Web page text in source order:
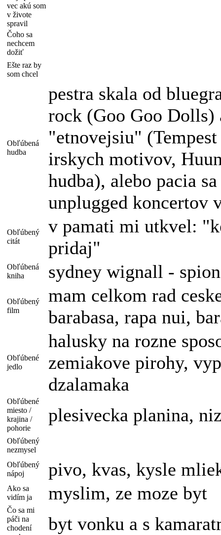
vec akú som
v živote
spravil
Čoho sa
nechcem
dožiť
Ešte raz by
som chcel
Obľúbená
hudba
pestra skala od
rock (Goo Goo Dolls)
"etnovejsiu"
irskych motivov,
hudba), alebo pacia
unplugged koncertov
Obľúbený
citát
v pamati mi utkvel:
pridaj"
Obľúbená
kniha
sydney wignall -
Obľúbený
film
mam celkom rad
barabasa, rapa nui,
Obľúbené
jedlo
halusky na rozne
zemiakove pirohy,
dzalamaka
Obľúbené
miesto /
krajina /
pohorie
plesivecka planina,
Obľúbený
nezmysel
Obľúbený
nápoj
pivo, kvas, kysle
Ako sa
vidím ja
myslim, ze moze byt
Čo sa mi
páči na
chodení
byt vonku a s